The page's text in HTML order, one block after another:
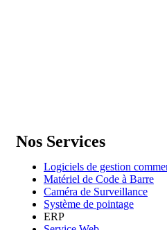
Nos Services
Logiciels de gestion
Matériel de Code à Barre
Caméra de Surveillance
Système de pointage
ERP